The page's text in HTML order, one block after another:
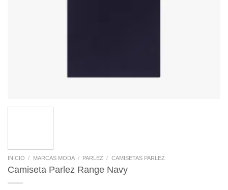
INICIO / MARCAS MODA / PARLEZ / CAMISETAS PARLEZ
Camiseta Parlez Range Navy